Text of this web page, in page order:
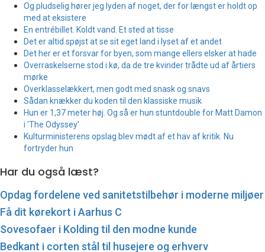
Og pludselig hører jeg lyden af noget, der for længst er holdt op
med at eksistere
En entrébillet. Koldt vand. Et sted at tisse
Det er altid spøjst at se sit eget land i lyset af et andet
Det her er et forsvar for byen, som mange ellers elsker at hade
Overraskelserne stod i kø, da de tre kvinder trådte ud af årtiers
mørke
Overklasselækkert, men godt med snask og snavs
Sådan knækker du koden til den klassiske musik
Hun er 1,37 meter høj. Og så er hun stuntdouble for Matt Damon
i 'The Odyssey'
Kulturministerens opslag blev mødt af et hav af kritik. Nu
fortryder hun
Har du også læst?
Opdag fordelene ved sanitetstilbehør i moderne miljøer
Få dit kørekort i Aarhus C
Sovesofaer i Kolding til den modne kunde
Bedkant i corten stål til husejere og erhverv